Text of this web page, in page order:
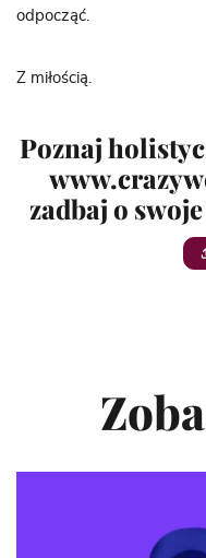
odpocząć.
Z miłością.
Poznaj
zadbaj o